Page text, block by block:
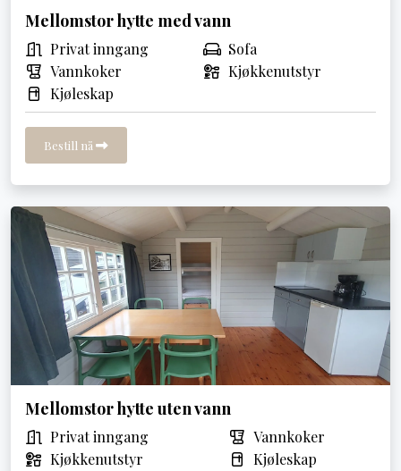
Mellomstor hytte med vann
Privat inngang
Sofa
Vannkoker
Kjøkkenutstyr
Kjøleskap
Bestill nå
Mellomstor hytte uten vann
Privat inngang
Vannkoker
Kjøkkenutstyr
Kjøleskap